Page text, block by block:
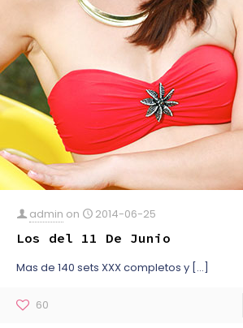
admin on 2014-06-25
Los del 11 De Junio
Mas de 140 sets XXX completos y […]
60